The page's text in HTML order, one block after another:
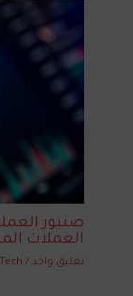
صنبور
العملات
تعليق واحد /